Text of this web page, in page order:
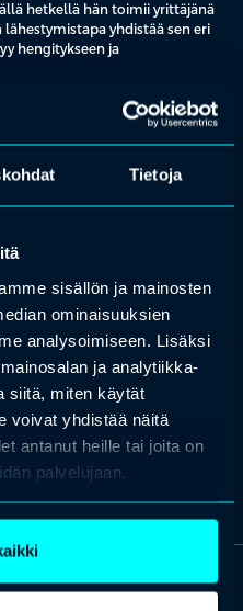
Tietoja
sisällön ja mainosten
ominaisuuksien
analysoimiseen. Lisäksi
ja analytiikka-
siitä, miten käytät
voivat yhdistää näitä
antanut heille tai joita on
palvelujaan.
hetkellä hän toimii yrittäjänä
lähestymistapa yhdistää sen eri
hengitykseen ja
fysioterapian ja työnohjauksen
Kouluttajana
työtä.
psykofyysistä fysioterapiaa
Psykofyysinen
jatapahtumiin,joihin
ja puhujat.